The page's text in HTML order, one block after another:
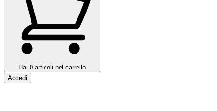
Hai 0 articoli nel carrello
Accedi